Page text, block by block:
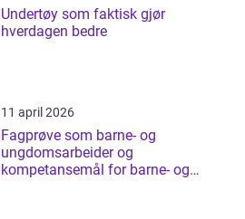
Undertøy som faktisk gjør
hverdagen bedre
11 april 2026
Fagprøve som barne- og
ungdomsarbeider og
kompetansemål for barne- og